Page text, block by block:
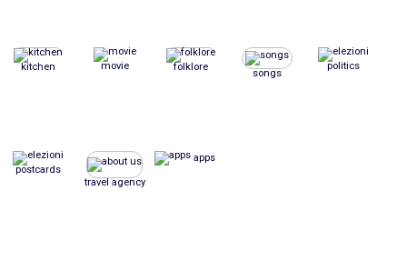
kitchen movie folklore
songs
politics
postcards
travel agency
apps